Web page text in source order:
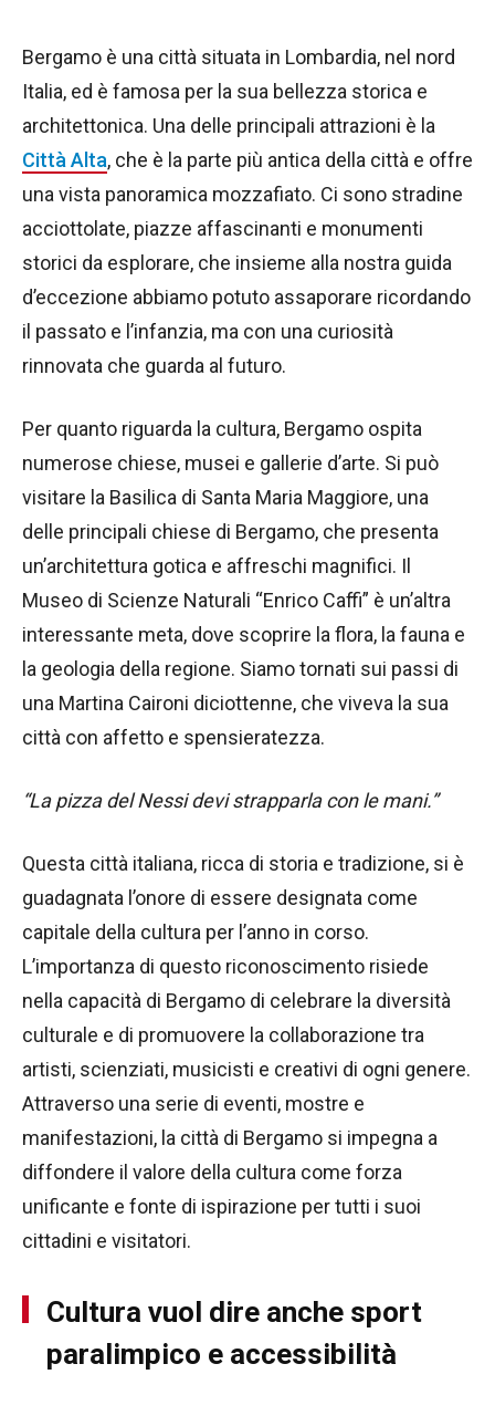
Bergamo è una città situata in Lombardia, nel nord
Italia, ed è famosa per la sua bellezza storica e
architettonica. Una delle principali attrazioni è la
Città Alta, che è la parte più antica della città e offre
una vista panoramica mozzafiato. Ci sono stradine
acciottolate, piazze affascinanti e monumenti
storici da esplorare, che insieme alla nostra guida
d’eccezione abbiamo potuto assaporare ricordando
il passato e l’infanzia, ma con una curiosità
rinnovata che guarda al futuro.
Per quanto riguarda la cultura, Bergamo ospita
numerose chiese, musei e gallerie d’arte. Si può
visitare la Basilica di Santa Maria Maggiore, una
delle principali chiese di Bergamo, che presenta
un’architettura gotica e affreschi magnifici. Il
Museo di Scienze Naturali “Enrico Caffi” è un’altra
interessante meta, dove scoprire la flora, la fauna e
la geologia della regione. Siamo tornati sui passi di
una Martina Caironi diciottenne, che viveva la sua
città con affetto e spensieratezza.
“La pizza del Nessi devi strapparla con le mani.”
Questa città italiana, ricca di storia e tradizione, si è
guadagnata l’onore di essere designata come
capitale della cultura per l’anno in corso.
L’importanza di questo riconoscimento risiede
nella capacità di Bergamo di celebrare la diversità
culturale e di promuovere la collaborazione tra
artisti, scienziati, musicisti e creativi di ogni genere.
Attraverso una serie di eventi, mostre e
manifestazioni, la città di Bergamo si impegna a
diffondere il valore della cultura come forza
unificante e fonte di ispirazione per tutti i suoi
cittadini e visitatori.
Cultura vuol dire anche sport
paralimpico e accessibilità